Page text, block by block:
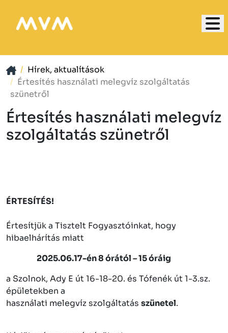
Hírek, aktualítások
Értesítés használati melegvíz szolgáltatás
szünetről
Értesítés használati melegvíz
szolgáltatás szünetről
ÉRTESÍTÉS!
Értesítjük a Tisztelt Fogyasztóinkat, hogy
hibaelhárítás miatt
2025.06.17-én 8 órától – 15 óráig
a Szolnok, Ady E út 16-18-20. és Tófenék út 1-3.sz.
épületekben a
használati melegvíz szolgáltatás szünetel.